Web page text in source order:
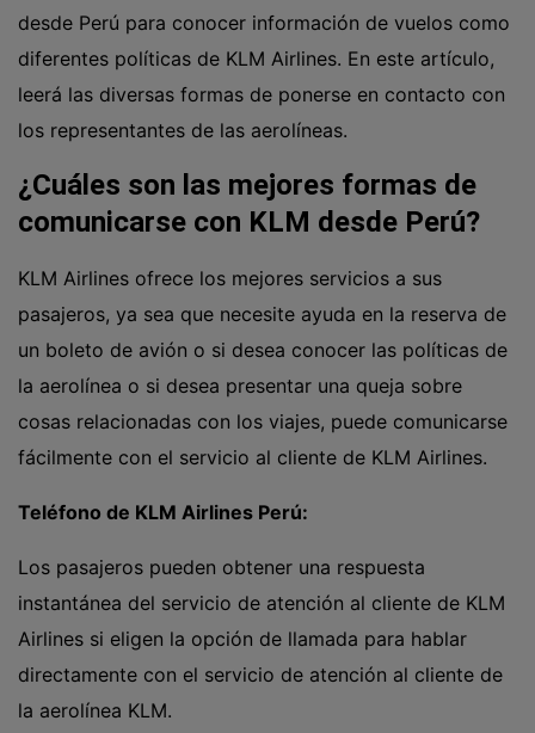
desde Perú para conocer información de vuelos como
diferentes políticas de KLM Airlines. En este artículo,
leerá las diversas formas de ponerse en contacto con
los representantes de las aerolíneas.
¿Cuáles son las mejores formas de
comunicarse con KLM desde Perú?
KLM Airlines ofrece los mejores servicios a sus
pasajeros, ya sea que necesite ayuda en la reserva de
un boleto de avión o si desea conocer las políticas de
la aerolínea o si desea presentar una queja sobre
cosas relacionadas con los viajes, puede comunicarse
fácilmente con el servicio al cliente de KLM Airlines.
Teléfono de KLM Airlines Perú:
Los pasajeros pueden obtener una respuesta
instantánea del servicio de atención al cliente de KLM
Airlines si eligen la opción de llamada para hablar
directamente con el servicio de atención al cliente de
la aerolínea KLM.